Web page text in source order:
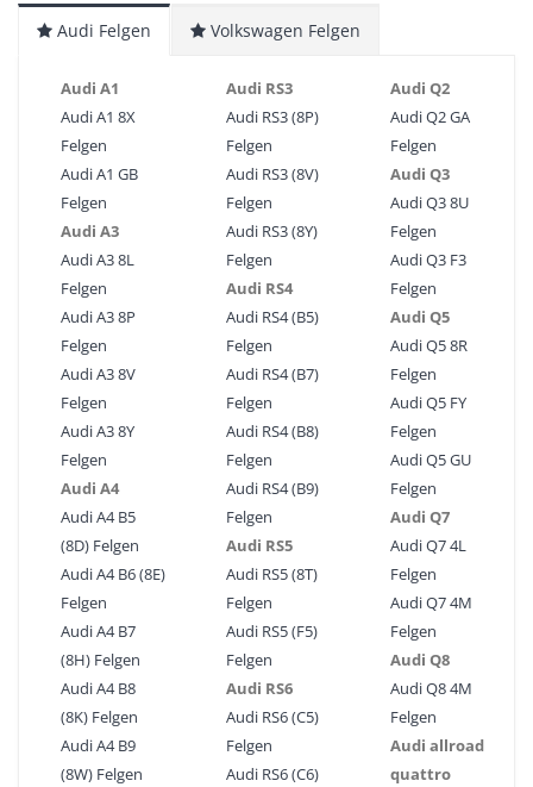
Audi Felgen Volkswagen Felgen
Audi A1
Audi A1 8X
Felgen
Audi A1 GB
Felgen
Audi A3
Audi A3 8L
Felgen
Audi A3 8P
Felgen
Audi A3 8V
Felgen
Audi A3 8Y
Felgen
Audi A4
Audi A4 B5
(8D) Felgen
Audi A4 B6 (8E)
Felgen
Audi A4 B7
(8H) Felgen
Audi A4 B8
(8K) Felgen
Audi A4 B9
(8W) Felgen
Audi RS3
Audi RS3 (8P)
Felgen
Audi RS3 (8V)
Felgen
Audi RS3 (8Y)
Felgen
Audi RS4
Audi RS4 (B5)
Felgen
Audi RS4 (B7)
Felgen
Audi RS4 (B8)
Felgen
Audi RS4 (B9)
Felgen
Audi RS5
Audi RS5 (8T)
Felgen
Audi RS5 (F5)
Felgen
Audi RS6
Audi RS6 (C5)
Felgen
Audi RS6 (C6)
Audi Q2
Audi Q2 GA
Felgen
Audi Q3
Audi Q3 8U
Felgen
Audi Q3 F3
Felgen
Audi Q5
Audi Q5 8R
Felgen
Audi Q5 FY
Felgen
Audi Q5 GU
Felgen
Audi Q7
Audi Q7 4L
Felgen
Audi Q7 4M
Felgen
Audi Q8
Audi Q8 4M
Felgen
Audi allroad
quattro